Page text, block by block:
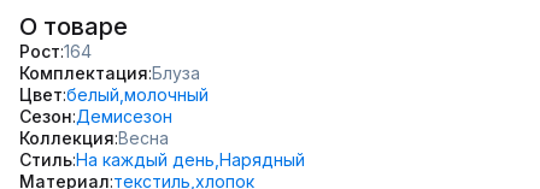
О товаре
Рост 164
Комплектация Блуза
Цвет белый, молочный
Сезон Демисезон
Коллекция Весна
СтильНа каждый день, Нарядный
Материал текстиль, хлопок